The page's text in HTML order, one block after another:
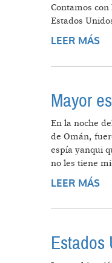
Contamos
Estados
LEER MÁS
Mayor
En la noche
de Omán,
espía yanqui
no les tiene
LEER MÁS
Estados